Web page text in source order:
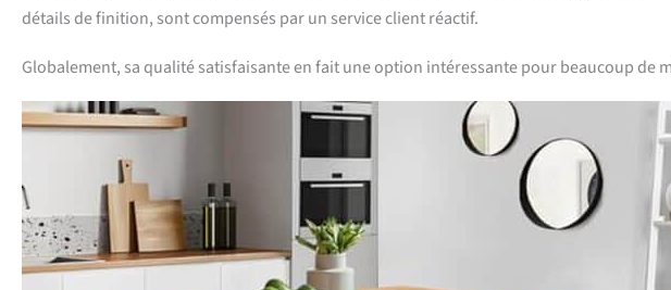
détails de finition, sont compensés par un service client réactif.
Globalement, sa qualité satisfaisante en fait une option intéressante pour beaucoup de